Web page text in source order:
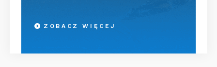
ZOBACZ WIĘCEJ